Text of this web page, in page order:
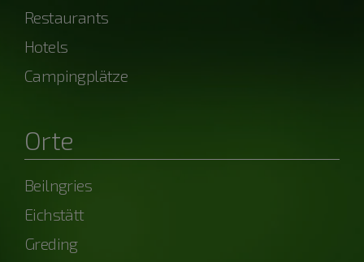
Restaurants
Hotels
Campingplätze
Orte
Beilngries
Eichstätt
Greding